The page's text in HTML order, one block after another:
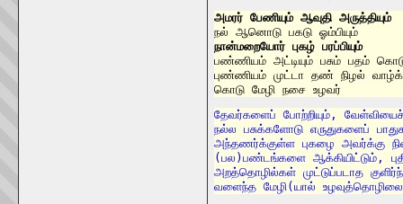
அமரர் பேணியும் ஆவுதி அருத்தியும்
நான்மறையோர் புகழ் பரப்பியும்
பண்ணியம் அட்டியும் பசும் பதம்
புண்ணியம் முட்டா தண் நிழல்
தேவர்களைப் போற்றியும், வேள்வியைச்
நல்ல பசுக்களோடு எருதுகளைப்
அந்தணர்க்குள்ள புகழை அவர்க்கு
(பல)பண்டங்களை ஆக்கியிட்டும்,
அறத்தொழில்கள் முட்டுப்படாத